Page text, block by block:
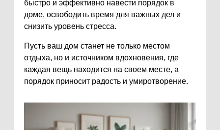
быстро и эффективно навести порядок в
доме, освободить время для важных дел и
снизить уровень стресса.
Пусть ваш дом станет не только местом
отдыха, но и источником вдохновения, где
каждая вещь находится на своем месте, а
порядок приносит радость и умиротворение.